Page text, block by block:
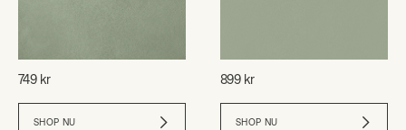
749 kr
SHOP NU
899 kr
SHOP NU